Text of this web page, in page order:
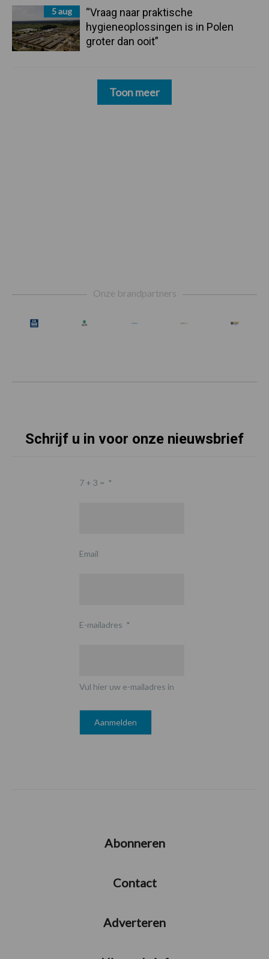
5 aug
“Vraag naar praktische
hygieneoplossingen is in Polen
groter dan ooit”
Toon meer
Onze brandpartners
Schrijf u in voor onze nieuwsbrief
7 + 3 = *
Email
E-mailadres *
Vul hier uw e-mailadres in
Abonneren
Contact
Adverteren